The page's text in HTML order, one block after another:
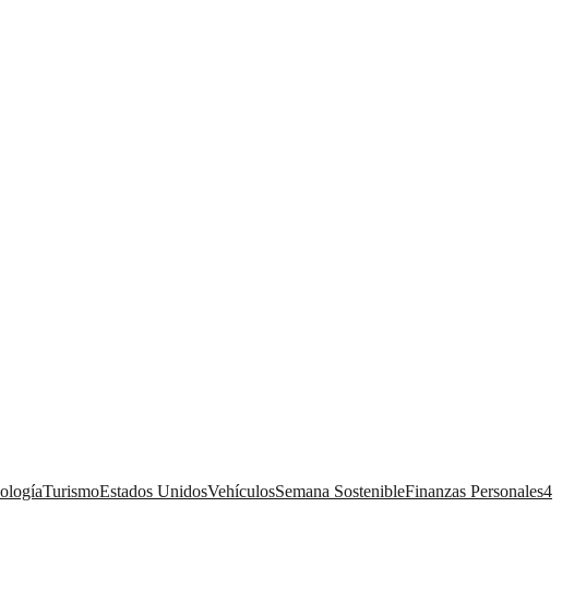
TurismoEstados UnidosVehículosSemana SostenibleFinanzas Personales4